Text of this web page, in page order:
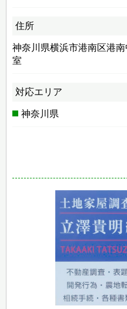
住所
神奈川県横浜市港南区港
室
対応エリア
神奈川県